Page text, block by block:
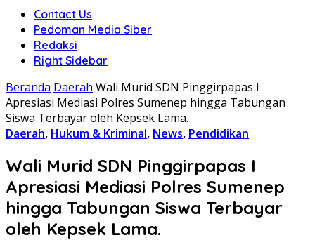
Contact Us
Pedoman Media Siber
Redaksi
Right Sidebar
Beranda Daerah Wali Murid SDN Pinggirpapas I
Apresiasi Mediasi Polres Sumenep hingga Tabungan
Siswa Terbayar oleh Kepsek Lama.
Daerah, Hukum & Kriminal, News, Pendidikan
Wali Murid SDN Pinggirpapas I
Apresiasi Mediasi Polres Sumenep
hingga Tabungan Siswa Terbayar
oleh Kepsek Lama.